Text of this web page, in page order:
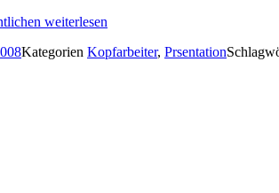
weiterlesen
Kategorien Kopfarbeiter, Prsentation